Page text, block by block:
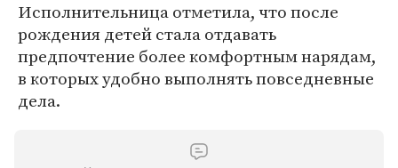
Исполнительница отметила, что после
рождения детей стала отдавать
предпочтение более комфортным нарядам,
в которых удобно выполнять повседневные
дела.